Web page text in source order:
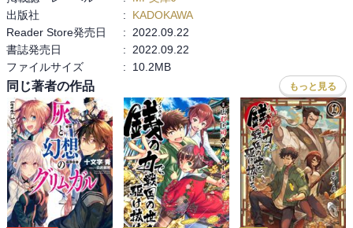
出版社
:
KADOKAWA
Reader Store発売日
:
2022.09.22
書誌発売日
:
2022.09.22
ファイルサイズ
: 10.2MB
同じ著者の作品 もっと見る